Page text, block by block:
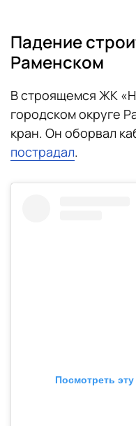
Падение
Раменском
В строящемся ЖК
городском округе
кран. Он оборвал
пострадал.
Посмотреть